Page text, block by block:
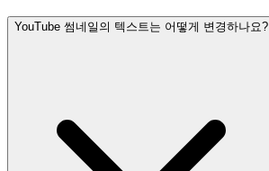
YouTube 썸네일의 텍스트는 어떻게 변경하나요?